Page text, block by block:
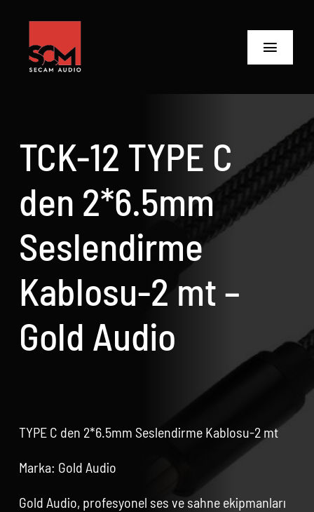
content
Toggle
Biz Kimiz
Neler Yaptık
Neler Yapıyoruz?
İletişime Geç
TCK-12 TYPE C
den 2*6.5mm
Seslendirme
Kablosu-2 mt –
Gold Audio
TYPE C den 2*6.5mm Seslendirme Kablosu-2 mt
Marka: Gold Audio
Gold Audio, profesyonel ses ve sahne ekipmanları